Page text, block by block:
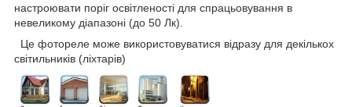
настроювати поріг освітленості для спрацьовування в
невеликому діапазоні (до 50 Лк).
Це фотореле може використовуватися відразу для декількох
світильників (ліхтарів)